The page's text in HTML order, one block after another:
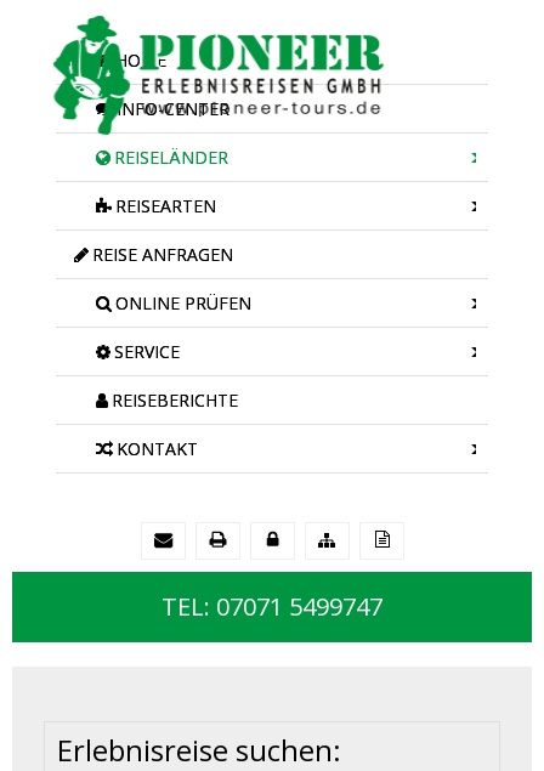
HOME
INFO-CENTER
REISELÄNDER
REISEARTEN
REISE ANFRAGEN
ONLINE PRÜFEN
SERVICE
REISEBERICHTE
KONTAKT
TEL: 07071 5499747
Erlebnisreise suchen: